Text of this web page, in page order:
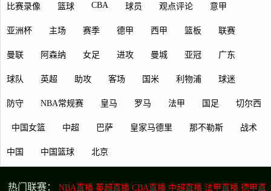
比赛录像 篮球 CBA 球员 观点评论 意甲
亚洲杯 主场 赛季 德甲 西甲 篮板 联赛
曼联 阿森纳 女足 进攻 曼城 亚冠 广东
球队 英超 助攻 客场 国米 利物浦 球迷
防守 NBA常规赛 皇马 罗马 法甲 国足 切尔西
中国女篮 中超 巴萨 皇家马德里 那不勒斯 战术
中国 中国篮球 北京
热门联赛： NBA直播 英超直播 CBA直播 中超直播 法甲直播 德甲直